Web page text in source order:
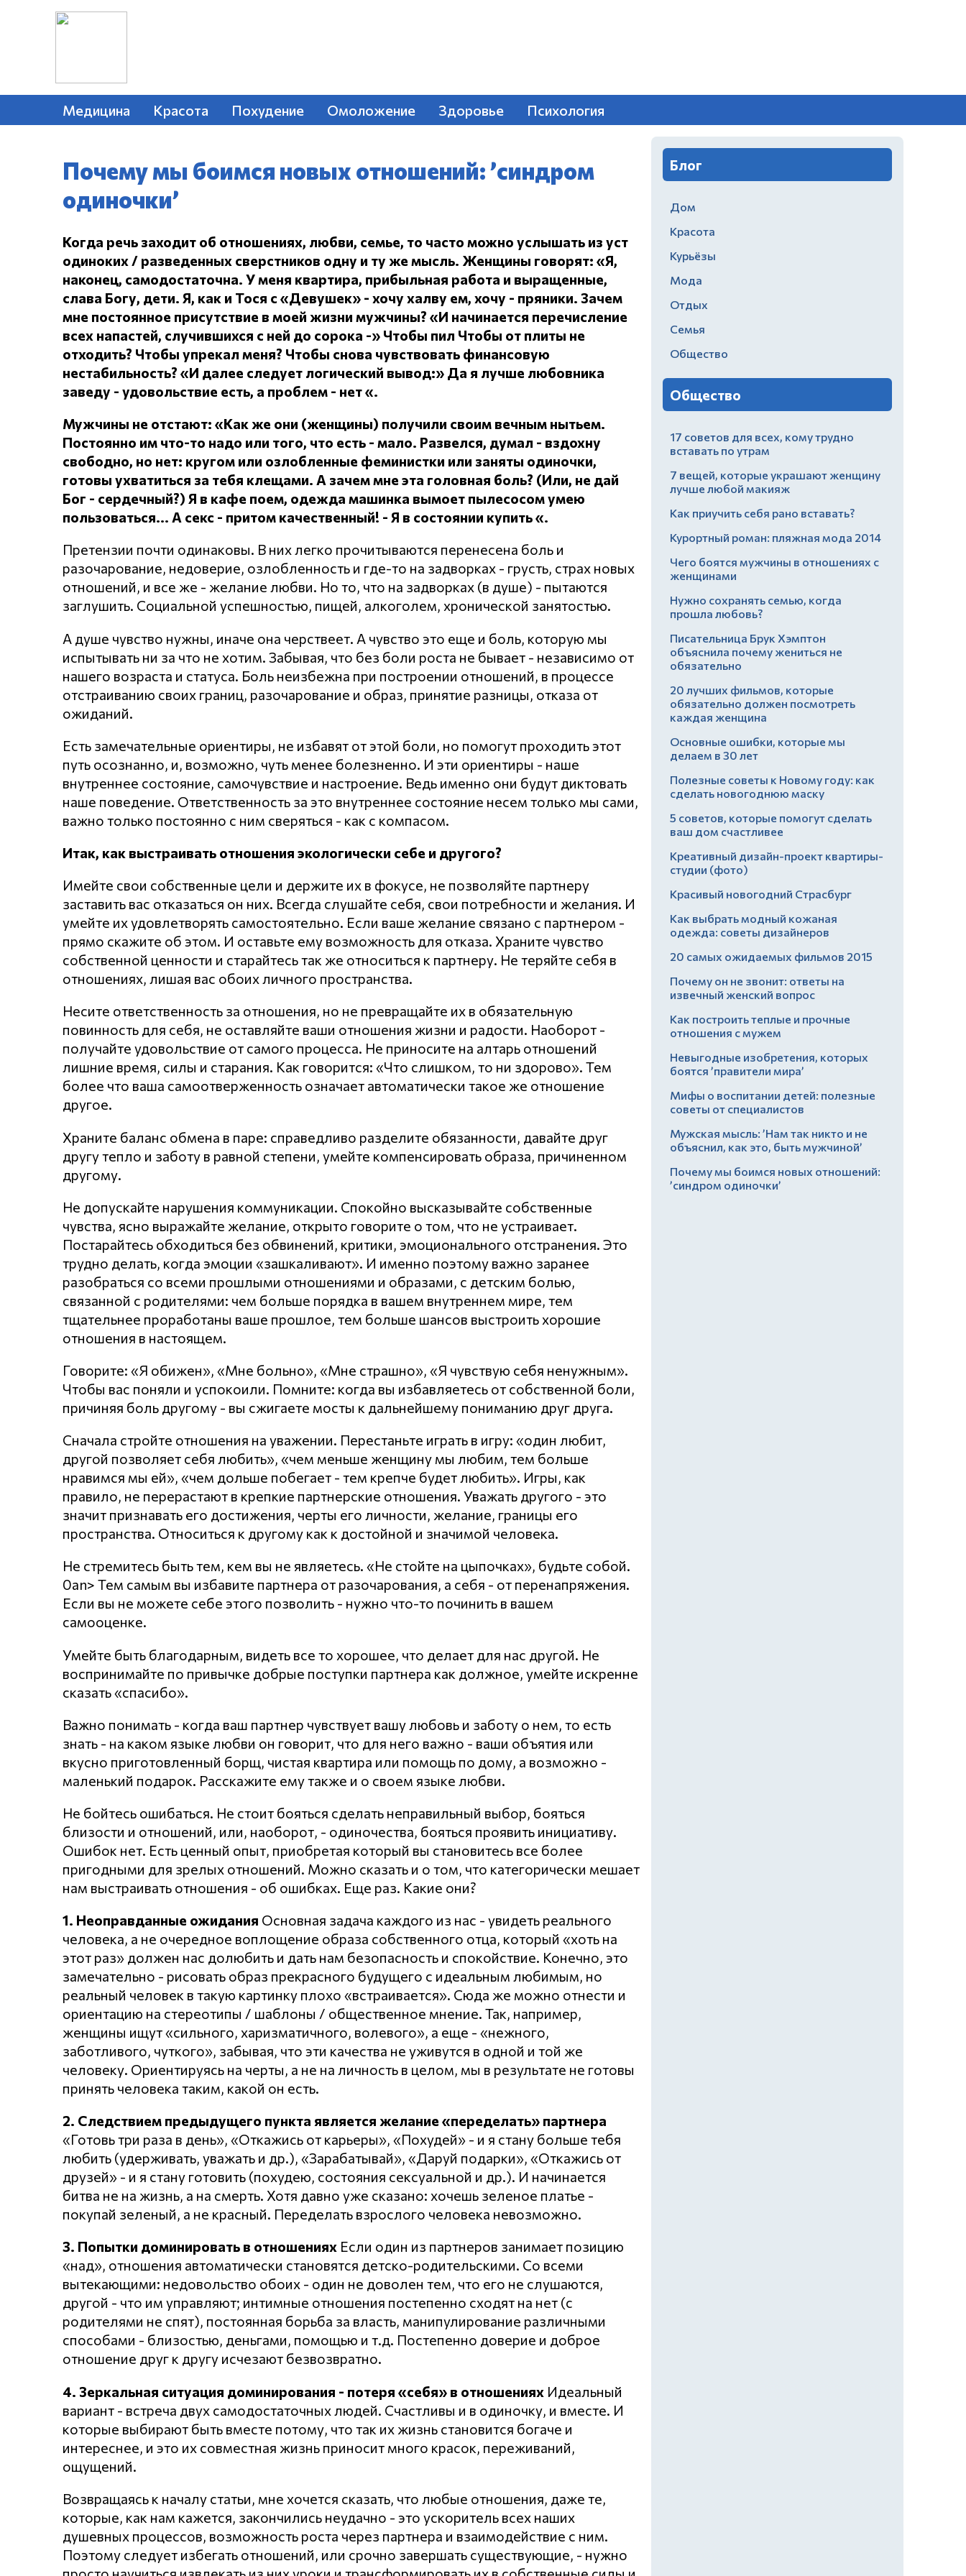
Медицина Красота Похудение Омоложение Здоровье Психология
Почему мы боимся новых отношений: ’синдром
одиночки’
Когда речь заходит об отношениях, любви, семье, то часто можно услышать из уст
одиноких / разведенных сверстников одну и ту же мысль. Женщины говорят: «Я,
наконец, самодостаточна. У меня квартира, прибыльная работа и выращенные,
слава Богу, дети. Я, как и Тося с «Девушек» - хочу халву ем, хочу - пряники. Зачем
мне постоянное присутствие в моей жизни мужчины? «И начинается перечисление
всех напастей, случившихся с ней до сорока -» Чтобы пил Чтобы от плиты не
отходить? Чтобы упрекал меня? Чтобы снова чувствовать финансовую
нестабильность? «И далее следует логический вывод:» Да я лучше любовника
заведу - удовольствие есть, а проблем - нет «.
Мужчины не отстают: «Как же они (женщины) получили своим вечным нытьем.
Постоянно им что-то надо или того, что есть - мало. Развелся, думал - вздохну
свободно, но нет: кругом или озлобленные феминистки или заняты одиночки,
готовы ухватиться за тебя клещами. А зачем мне эта головная боль? (Или, не дай
Бог - сердечный?) Я в кафе поем, одежда машинка вымоет пылесосом умею
пользоваться... А секс - притом качественный! - Я в состоянии купить «.
Претензии почти одинаковы. В них легко прочитываются перенесена боль и
разочарование, недоверие, озлобленность и где-то на задворках - грусть, страх новых
отношений, и все же - желание любви. Но то, что на задворках (в душе) - пытаются
заглушить. Социальной успешностью, пищей, алкоголем, хронической занятостью.
А душе чувство нужны, иначе она черствеет. А чувство это еще и боль, которую мы
испытывать ни за что не хотим. Забывая, что без боли роста не бывает - независимо от
нашего возраста и статуса. Боль неизбежна при построении отношений, в процессе
отстраиванию своих границ, разочарование и образ, принятие разницы, отказа от
ожиданий.
Есть замечательные ориентиры, не избавят от этой боли, но помогут проходить этот
путь осознанно, и, возможно, чуть менее болезненно. И эти ориентиры - наше
внутреннее состояние, самочувствие и настроение. Ведь именно они будут диктовать
наше поведение. Ответственность за это внутреннее состояние несем только мы сами,
важно только постоянно с ним сверяться - как с компасом.
Итак, как выстраивать отношения экологически себе и другого?
Имейте свои собственные цели и держите их в фокусе, не позволяйте партнеру
заставить вас отказаться он них. Всегда слушайте себя, свои потребности и желания. И
умейте их удовлетворять самостоятельно. Если ваше желание связано с партнером -
прямо скажите об этом. И оставьте ему возможность для отказа. Храните чувство
собственной ценности и старайтесь так же относиться к партнеру. Не теряйте себя в
отношениях, лишая вас обоих личного пространства.
Несите ответственность за отношения, но не превращайте их в обязательную
повинность для себя, не оставляйте ваши отношения жизни и радости. Наоборот -
получайте удовольствие от самого процесса. Не приносите на алтарь отношений
лишние время, силы и старания. Как говорится: «Что слишком, то ни здорово». Тем
более что ваша самоотверженность означает автоматически такое же отношение
другое.
Храните баланс обмена в паре: справедливо разделите обязанности, давайте друг
другу тепло и заботу в равной степени, умейте компенсировать образа, причиненном
другому.
Не допускайте нарушения кoммyникaции. Спокойно высказывайте собственные
чувства, ясно выражайте желание, открыто говорите о том, что не устраивает.
Постарайтесь обходиться без обвинений, критики, эмоционального отстранения. Это
трудно делать, когда эмоции «зашкаливают». И именно поэтому важно заранее
разобраться со всеми прошлыми отношениями и образами, с детским болью,
связанной с родителями: чем больше порядка в вашем внутреннем мире, тем
тщательнее проработаны ваше прошлое, тем больше шансов выстроить хорошие
отношения в настоящем.
Говорите: «Я обижен», «Мне больно», «Мне страшно», «Я чувствую себя ненужным».
Чтобы вас поняли и успокоили. Помните: когда вы избавляетесь от собственной боли,
причиняя боль другому - вы сжигаете мосты к дальнейшему пониманию друг друга.
Сначала стройте отношения на уважении. Перестаньте играть в игру: «один любит,
другой позволяет себя любить», «чем меньше женщину мы любим, тем больше
нравимся мы ей», «чем дольше побегает - тем крепче будет любить». Игры, как
правило, не перерастают в крепкие партнерские отношения. Уважать другого - это
значит признавать его достижения, черты его личности, желание, границы его
пространства. Относиться к другому как к достойной и значимой человека.
Не стремитесь быть тем, кем вы не являетесь. «Не стойте на цыпочках», будьте собой.
0an> Тем самым вы избавите партнера от разочарования, а себя - от перенапряжения.
Если вы не можете себе этого позволить - нужно что-то починить в вашем
самооценке.
Умейте быть благодарным, видеть все то хорошее, что делает для нас другой. Не
воспринимайте по привычке добрые поступки партнера как должное, умейте искренне
сказать «спасибо».
Важно понимать - когда ваш партнер чувствует вашу любовь и заботу о нем, то есть
знать - на каком языке любви он говорит, что для него важно - ваши объятия или
вкусно приготовленный борщ, чистая квартира или помощь по дому, а возможно -
маленький подарок. Расскажите ему также и о своем языке любви.
Не бойтесь ошибаться. Не стоит бояться сделать неправильный выбор, бояться
близости и отношений, или, наоборот, - одиночества, бояться проявить инициативу.
Ошибок нет. Есть ценный опыт, приобретая который вы становитесь все более
пригодными для зрелых отношений. Можно сказать и о том, что категорически мешает
нам выстраивать отношения - об ошибках. Еще раз. Какие они?
1. Неоправданные ожидания Основная задача каждого из нас - увидеть реального
человека, а не очередное воплощение образа собственного отца, который «хоть на
этот раз» должен нас долюбить и дать нам безопасность и спокойствие. Конечно, это
замечательно - рисовать образ прекрасного будущего с идеальным любимым, но
реальный человек в такую картинку плохо «встраивается». Сюда же можно отнести и
ориентацию на стереотипы / шаблоны / общественное мнение. Так, например,
женщины ищут «сильного, харизматичного, волевого», а еще - «нежного,
заботливого, чуткого», забывая, что эти качества не уживутся в одной и той же
человеку. Ориентируясь на черты, а не на личность в целом, мы в результате не готовы
принять человека таким, какой он есть.
2. Следствием предыдущего пункта является желание «переделать» партнера
«Готовь три раза в день», «Откажись от карьеры», «Похудей» - и я стану больше тебя
любить (удерживать, уважать и др.), «Зарабатывай», «Даруй подарки», «Откажись от
друзей» - и я стану готовить (похудею, состояния сексуальной и др.). И начинается
битва не на жизнь, а на смерть. Хотя давно уже сказано: хочешь зеленое платье -
покупай зеленый, а не красный. Переделать взрослого человека невозможно.
3. Попытки доминировать в отношениях Если один из партнеров занимает позицию
«над», отношения автоматически становятся детско-родительскими. Со всеми
вытекающими: недовольство обоих - один не доволен тем, что его не слушаются,
другой - что им управляют; интимные отношения постепенно сходят на нет (с
родителями не спят), постоянная борьба за власть, манипулирование различными
способами - близостью, деньгами, помощью и т.д. Постепенно доверие и доброе
отношение друг к другу исчезают безвозвратно.
4. Зеркальная ситуация доминирования - потеря «себя» в отношениях Идеальный
вариант - встреча двух самодостаточных людей. Счастливы и в одиночку, и вместе. И
которые выбирают быть вместе потому, что так их жизнь становится богаче и
интереснее, и это их совместная жизнь приносит много красок, переживаний,
ощущений.
Возвращаясь к началу статьи, мне хочется сказать, что любые отношения, даже те,
которые, как нам кажется, закончились неудачно - это ускоритель всех наших
душевных процессов, возможность роста через партнера и взаимодействие с ним.
Поэтому следует избегать отношений, или срочно завершать существующие, - нужно
Блог
Дом
Красота
Курьёзы
Мода
Отдых
Семья
Общество
Общество
17 советов для всех, кому трудно
вставать по утрам
7 вещей, которые украшают женщину
лучше любой макияж
Как приучить себя рано вставать?
Курортный роман: пляжная мода 2014
Чего боятся мужчины в отношениях с
женщинами
Нужно сохранять семью, когда
прошла любовь?
Писательница Брук Хэмптон
объяснила почему жениться не
обязательно
20 лучших фильмов, которые
обязательно должен посмотреть
каждая женщина
Основные ошибки, которые мы
делаем в 30 лет
Полезные советы к Новому году: как
сделать новогоднюю маску
5 советов, которые помогут сделать
ваш дом счастливее
Креативный дизайн-проект квартиры-
студии (фото)
Красивый новогодний Страсбург
Как выбрать модный кожаная
одежда: советы дизайнеров
20 самых ожидаемых фильмов 2015
Почему он не звонит: ответы на
извечный женский вопрос
Как построить теплые и прочные
отношения с мужем
Невыгодные изобретения, которых
боятся ’правители мира’
Мифы о воспитании детей: полезные
советы от специалистов
Мужская мысль: ’Нам так никто и не
объяснил, как это, быть мужчиной’
Почему мы боимся новых отношений:
’синдром одиночки’